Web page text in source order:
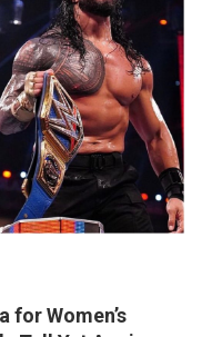
for Women’s